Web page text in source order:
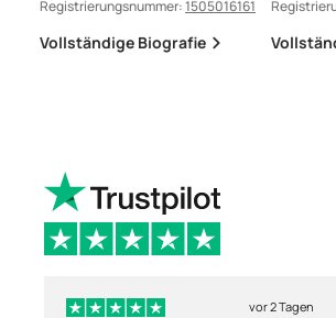
Registrierungsnummer:1505016161
Vollständige Biografie
vor 2 Tagen